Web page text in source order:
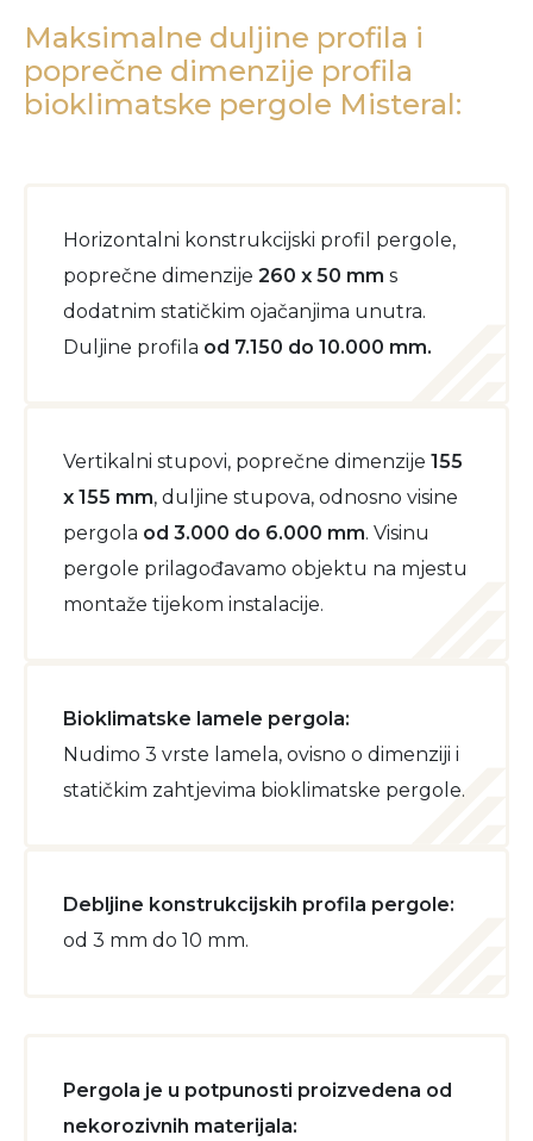
Maksimalne duljine profila i
poprečne dimenzije profila
bioklimatske pergole Misteral:
Horizontalni konstrukcijski profil pergole,
poprečne dimenzije 260 x 50 mm s
dodatnim statičkim ojačanjima unutra.
Duljine profila od 7.150 do 10.000 mm.
Vertikalni stupovi, poprečne dimenzije 155
x 155 mm, duljine stupova, odnosno visine
pergola od 3.000 do 6.000 mm. Visinu
pergole prilagođavamo objektu na mjestu
montaže tijekom instalacije.
Bioklimatske lamele pergola:
Nudimo 3 vrste lamela, ovisno o dimenziji i
statičkim zahtjevima bioklimatske pergole.
Debljine konstrukcijskih profila pergole:
od 3 mm do 10 mm.
Pergola je u potpunosti proizvedena od
nekorozivnih materijala: